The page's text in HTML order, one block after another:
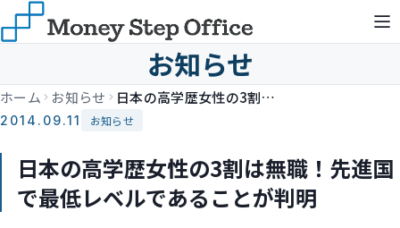
お知らせ
ホーム お知らせ 日本の高学歴女性の3割は無職！先進国で最低レベルであることが判明
2014.09.11 お知らせ
日本の高学歴女性の3割は無職！先進国
で最低レベルであることが判明